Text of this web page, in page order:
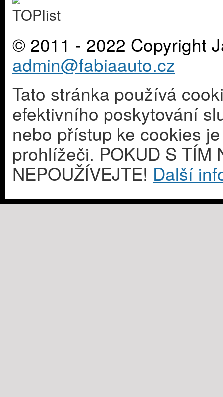
© 2011 - 2022 Copyright
admin@fabiaauto.cz
Tato stránka používá
efektivního poskytování
nebo přístup ke cookies
prohlížeči. POKUD S TÍM
NEPOUŽÍVEJTE! Další